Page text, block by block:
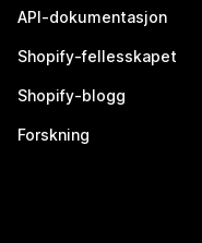
API-dokumentasjon
Shopify-fellesskapet
Shopify-blogg
Forskning